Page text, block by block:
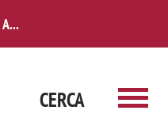
A...
CERCA